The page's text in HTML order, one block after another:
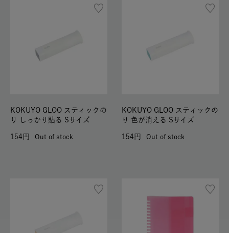
KOKUYO GLOO スティックの
り しっかり貼る Sサイズ
154 Out of stock
KOKUYO GLOO スティックの
り 色が消える Sサイズ
154 Out of stock